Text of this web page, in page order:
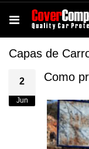
Capas de
2
Jun
Como